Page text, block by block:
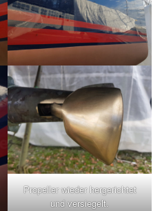
Propeller wieder hergerichtet
und versiegelt.